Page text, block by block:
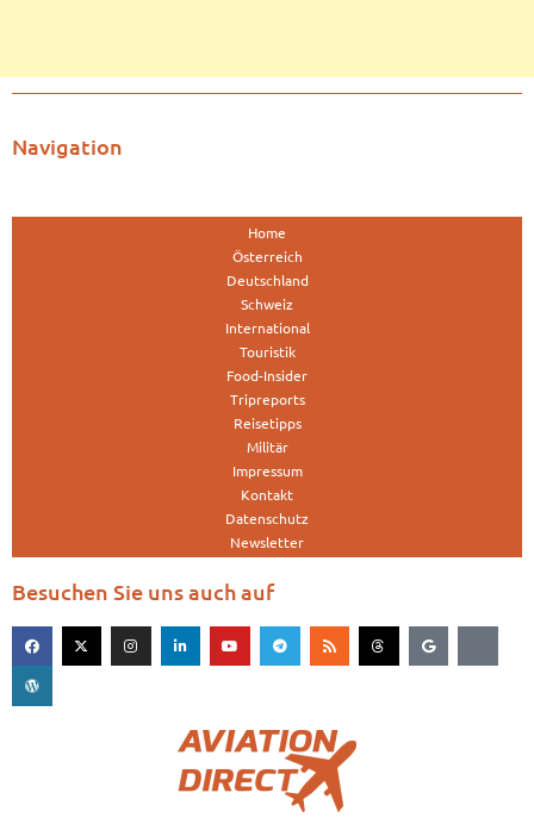
Navigation
Home
Österreich
Deutschland
Schweiz
International
Touristik
Food-Insider
Tripreports
Reisetipps
Militär
Impressum
Kontakt
Datenschutz
Newsletter
Besuchen Sie uns auch auf